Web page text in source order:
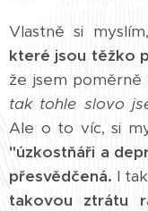
Vlastně si
které jsou těžko
že jsem poměrně
tak tohle slovo
Ale o to víc, si
"úzkostňáři a
přesvědčená. I
takovou ztrátu